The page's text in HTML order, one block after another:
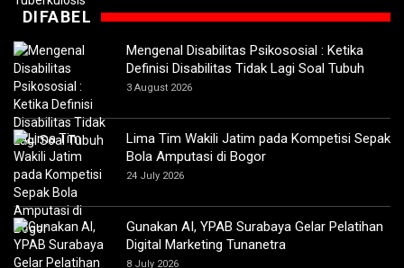
DIFABEL
Mengenal Disabilitas Psikososial : Ketika
Definisi Disabilitas Tidak Lagi Soal Tubuh
3 August 2026
Lima Tim Wakili Jatim pada Kompetisi Sepak
Bola Amputasi di Bogor
24 July 2026
Gunakan AI, YPAB Surabaya Gelar Pelatihan
Digital Marketing Tunanetra
8 July 2026